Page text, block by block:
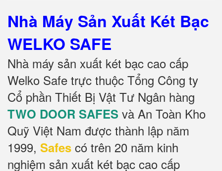
Nhà Máy Sản Xuất Két Bạc
WELKO SAFE
Nhà máy sản xuất két bạc cao cấp
Welko Safe trực thuộc Tổng Công ty
Cổ phần Thiết Bị Vật Tư Ngân hàng
TWO DOOR SAFES và An Toàn Kho
Quỹ Việt Nam được thành lập năm
1999, Safes có trên 20 năm kinh
nghiệm sản xuất két bạc cao cấp